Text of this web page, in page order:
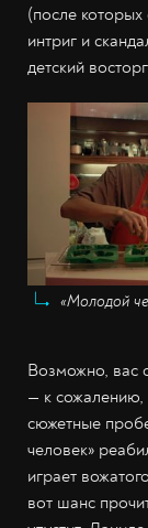
(после которых
интриг и
детский
«Молодой
Возможно, вас
— к сожалению,
сюжетные
человек»
играет
вот шанс